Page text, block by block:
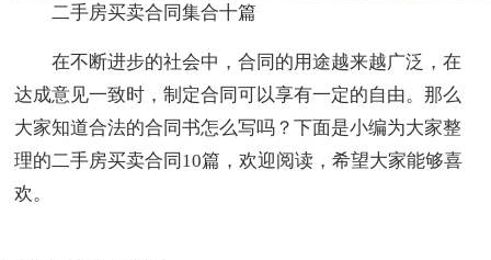
二手房买卖合同集合十篇
在不断进步的社会中，合同的用途越来越广泛，在
达成意见一致时，制定合同可以享有一定的自由。那么
大家知道合法的合同书怎么写吗？下面是小编为大家整
理的二手房买卖合同10篇，欢迎阅读，希望大家能够喜
欢。